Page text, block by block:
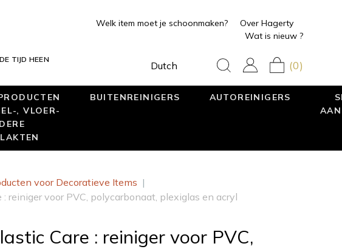
TIJD HEEN
Welk item moet je schoonmaken?
Over Hagerty
Wat is nieuw ?
Dutch (0)
, VLOER-
BUITENREINIGERS AUTOREINIGERS
voor Decoratieve Items |
: reiniger voor PVC, polycarbonaat, plexiglas en acryl
Care : reiniger voor PVC,